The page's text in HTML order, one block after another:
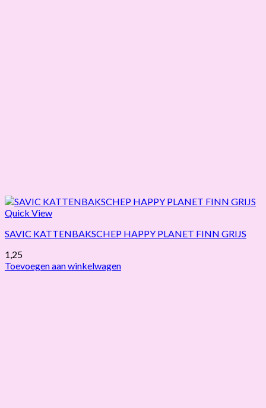
Quick View
SAVIC KATTENBAKSCHEP HAPPY PLANET FINN GRIJS
1,25
Toevoegen aan winkelwagen